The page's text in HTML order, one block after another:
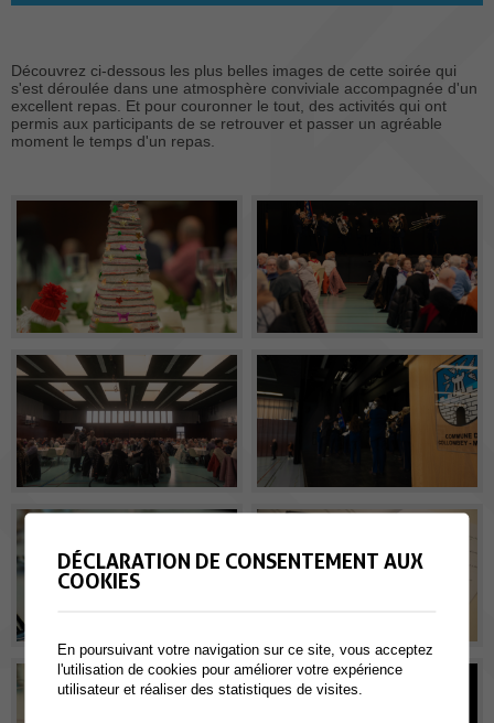
Découvrez ci-dessous les plus belles images de cette soirée qui
s'est déroulée dans une atmosphère conviviale accompagnée d'un
excellent repas. Et pour couronner le tout, des activités qui ont
permis aux participants de se retrouver et passer un agréable
moment le temps d'un repas.
DÉCLARATION DE CONSENTEMENT AUX
COOKIES
En poursuivant votre navigation sur ce site, vous acceptez
l'utilisation de cookies pour améliorer votre expérience
utilisateur et réaliser des statistiques de visites.